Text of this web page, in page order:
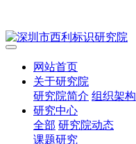
网站首页
关于研究院
研究院简介 组织架构
研究中心
全部 研究院动态
课题研究